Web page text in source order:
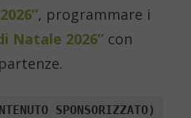
, programmare i
Natale 2026” con
SPONSORIZZATO)